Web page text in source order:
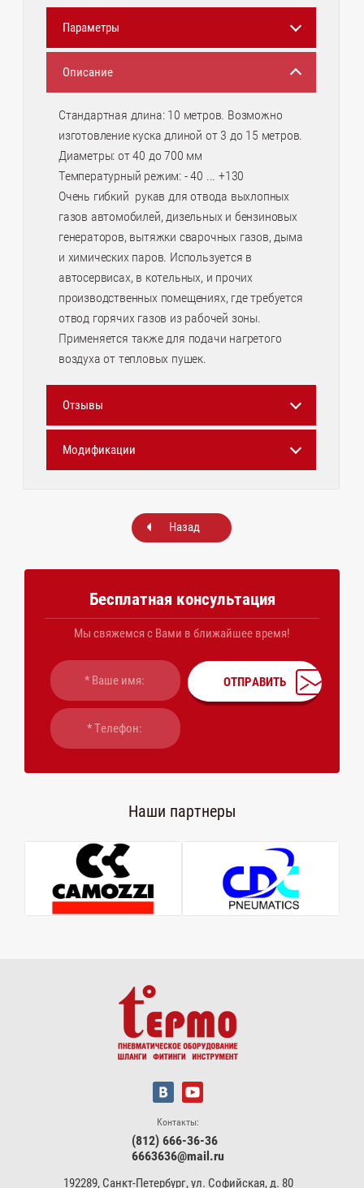
Параметры
Описание
Стандартная длина: 10 метров. Возможно
изготовление куска длиной от 3 до 15 метров.
Диаметры: от 40 до 700 мм
Температурный режим: - 40 ... +130
Очень гибкий рукав для отвода выхлопных
газов автомобилей, дизельных и бензиновых
генераторов, вытяжки сварочных газов, дыма
и химических паров. Используется в
автосервисах, в котельных, и прочих
производственных помещениях, где требуется
отвод горячих газов из рабочей зоны.
Применяется также для подачи нагретого
воздуха от тепловых пушек.
Отзывы
Модификации
Назад
Бесплатная консультация
Мы свяжемся с Вами в ближайшее время!
ОТПРАВИТЬ
Наши партнеры
Контакты:
(812) 666-36-36
6663636@mail.ru
192289, Санкт-Петербург, ул. Софийская, д. 80